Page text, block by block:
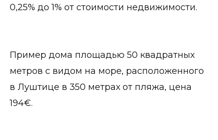
0,25% до 1% от стоимости недвижимости.
Пример дома площадью 50 квадратных
метров с видом на море, расположенного
в Луштице в 350 метрах от пляжа, цена
194€.